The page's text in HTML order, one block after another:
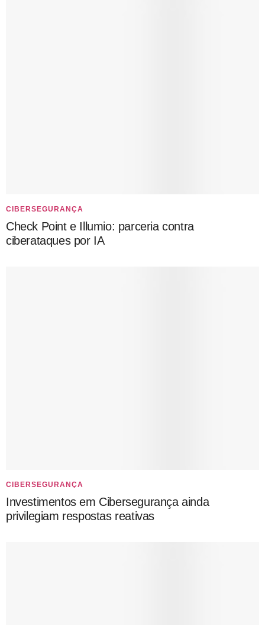
CIBERSEGURANÇA
Check Point e Illumio: parceria contra
ciberataques por IA
CIBERSEGURANÇA
Investimentos em Cibersegurança ainda
privilegiam respostas reativas